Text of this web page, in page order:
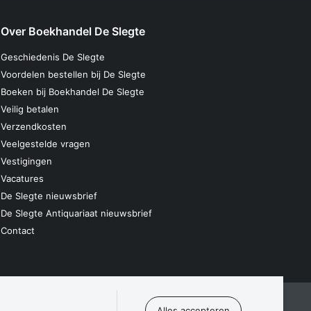
Over Boekhandel De Slegte
Geschiedenis De Slegte
Voordelen bestellen bij De Slegte
Boeken bij Boekhandel De Slegte
Veilig betalen
Verzendkosten
Veelgestelde vragen
Vestigingen
Vacatures
De Slegte nieuwsbrief
De Slegte Antiquariaat nieuwsbrief
Contact
Contact